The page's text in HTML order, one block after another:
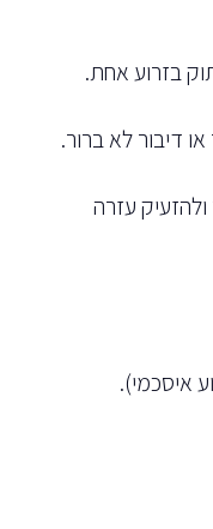
בזרוע אחת.
או דיבור לא ברור.
עזרה
איסכמי).